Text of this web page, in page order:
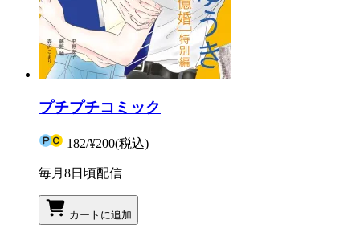
プチプチコミック
182/¥200(税込)
毎月8日頃配信
カートに追加